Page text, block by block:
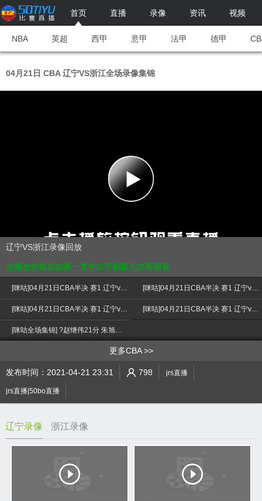
首页 直播 录像 资讯 视频
NBA 英超 西甲 意甲 法甲 德甲
04月21日 CBA 辽宁VS浙江全场录像集锦
>
辽宁VS浙江录像回放
点播放按钮后如果一直空白可刷新几次即观看
[咪咕]04月21日CBA半决 赛1 辽宁vs浙江 第一节 录像 [咪咕]04月21日CBA半决 赛1 辽宁vs浙江 第二节 录像
[咪咕]04月21日CBA半决 赛1 辽宁vs浙江 第三节 录像 [咪咕]04月21日CBA半决 赛1 辽宁vs浙江 第四节 录像
[咪咕全场集锦] ?赵继伟21分 朱旭航27分 辽宁7人上双大胜浙江先下一城
更多CBA
发布时间：2021-04-21 23:31 798 jrs直播
jrs直播|50bo直播
辽宁录像 浙江录像